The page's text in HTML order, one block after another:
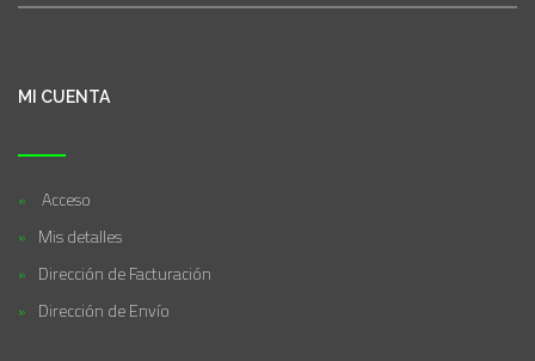
MI CUENTA
Acceso
Mis detalles
Dirección de Facturación
Dirección de Envío